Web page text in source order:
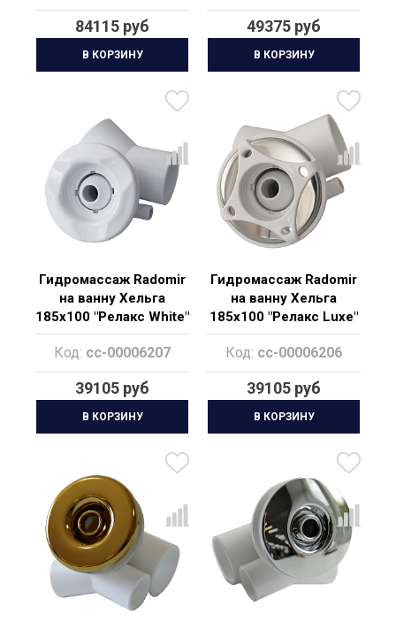
84115 руб
В КОРЗИНУ
49375 руб
В КОРЗИНУ
Гидромассаж Radomir
на ванну Хельга
185х100 "Релакс White"
Код: cc-00006207
39105 руб
В КОРЗИНУ
Гидромассаж Radomir
на ванну Хельга
185х100 "Релакс Luxe"
Код: cc-00006206
39105 руб
В КОРЗИНУ